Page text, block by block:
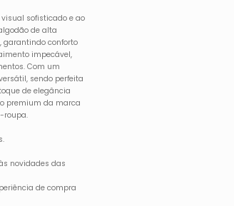
sofisticado e ao
de alta
garantindo conforto
impecável,
Com um
sendo perfeita
de elegância
premium da marca
roupa.
novidades das
de compra